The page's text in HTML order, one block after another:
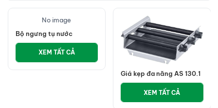
No image
Bộ ngưng tụ nước
XEM TẤT CẢ
Giá kẹp đa năng AS 130.1
XEM TẤT CẢ